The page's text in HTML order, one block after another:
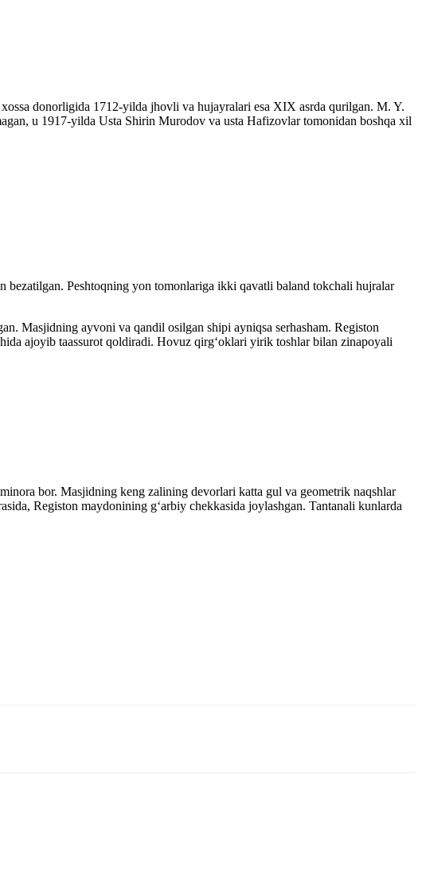
donorligida 1712-yilda jhovli va hujayralari esa XIX asrda qurilgan. M. Y.
u 1917-yilda Usta Shirin Murodov va usta Hafizovlar tomonidan boshqa xil
bezatilgan. Peshtoqning yon tomonlariga ikki qavatli baland tokchali hujralar
Masjidning ayvoni va qandil osilgan shipi ayniqsa serhasham. Registon
ajoyib taassurot qoldiradi. Hovuz qirgʻoklari yirik toshlar bilan zinapoyali
bor. Masjidning keng zalining devorlari katta gul va geometrik naqshlar
Registon maydonining g‘arbiy chekkasida joylashgan. Tantanali kunlarda